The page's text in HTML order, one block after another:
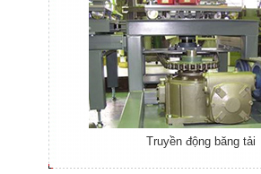
Truyền động băng tải